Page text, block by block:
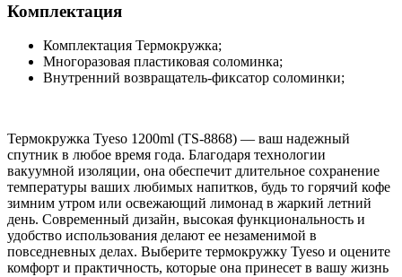
Комплектация
Комплектация Термокружка;
Многоразовая пластиковая соломинка;
Внутренний возвращатель-фиксатор соломинки;
Термокружка Tyeso 1200ml (TS-8868) — ваш надежный
спутник в любое время года. Благодаря технологии
вакуумной изоляции, она обеспечит длительное сохранение
температуры ваших любимых напитков, будь то горячий кофе
зимним утром или освежающий лимонад в жаркий летний
день. Современный дизайн, высокая функциональность и
удобство использования делают ее незаменимой в
повседневных делах. Выберите термокружку Tyeso и оцените
комфорт и практичность, которые она принесет в вашу жизнь